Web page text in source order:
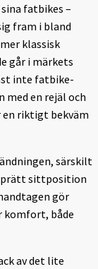
fatbikes –
fram i bland
klassisk
går i märkets
inte fatbike-
med en rejäl och
en riktigt bekväm
särskilt
sittposition
gör
komfort, både
av det lite